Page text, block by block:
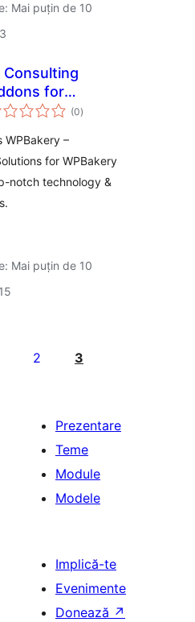
Mai puțin de 10
Consulting
for
(0total
aprecieri
)
WPBakery –
for WPBakery
notch technology &
Mai puțin de 10
2 3
Prezentare
Teme
Module
Modele
Implică-te
Evenimente
Donează ↗